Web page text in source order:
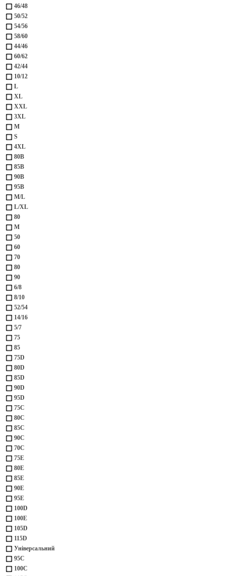
46/48
50/52
54/56
58/60
44/46
60/62
42/44
10/12
L
XL
XXL
3XL
М
S
4XL
80B
85B
90B
95B
M/L
L/XL
80
M
50
60
70
80
90
6/8
8/10
52/54
14/16
5/7
75
85
75D
80D
85D
90D
95D
75С
80С
85С
90С
70С
75Е
80Е
85Е
90Е
95Е
100D
100Е
105D
115D
Універсальний
95С
100С